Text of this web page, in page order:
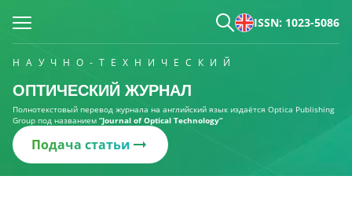
ISSN: 1023-5086
НАУЧНО-ТЕХНИЧЕСКИЙ
ОПТИЧЕСКИЙ ЖУРНАЛ
Полнотекстовый перевод журнала на английский язык издаётся Optica Publishing
Group под названием “Journal of Optical Technology“
Подача статьи